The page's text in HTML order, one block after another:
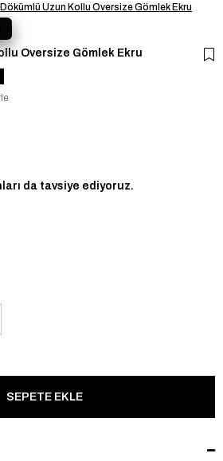
Dökümlü Uzun Kollu Oversize Gömlek Ekru
Oversize Gömlek Ekru
da tavsiye ediyoruz.